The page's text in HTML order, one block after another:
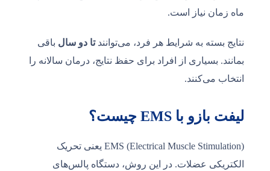
ماه زمان نیاز است.
نتایج بسته به شرایط هر فرد، می‌توانندتا دو سال باقی
بمانند. بسیاری از افراد برای حفظ نتایج، درمان سالانه را
انتخاب می‌کنند.
لیفت بازو با EMS چیست؟
EMS (Electrical Muscle Stimulation) یعنی تحریک
الکتریکی عضلات. در این روش، دستگاه پالس‌های